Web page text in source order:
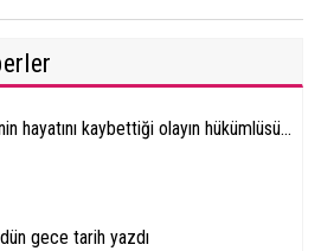
hayatını kaybettiği olayın hükümlüsü...
gece tarih yazdı